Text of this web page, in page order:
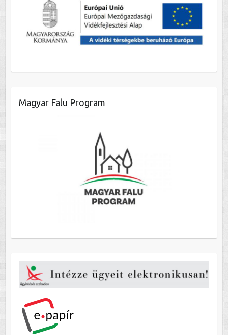
Magyar Falu Program